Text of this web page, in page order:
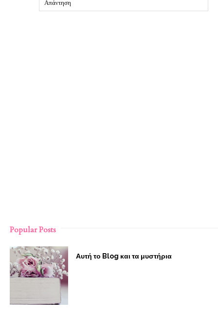
Απάντηση
Popular Posts
Αυτή το Blog και τα μυστήρια